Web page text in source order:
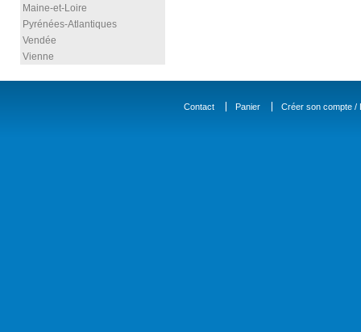
Maine-et-Loire
Pyrénées-Atlantiques
Vendée
Vienne
Contact Panier Créer son compte /